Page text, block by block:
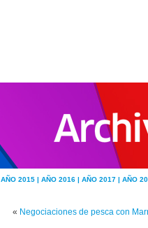
AÑO 2015 | AÑO 2016 | AÑO 2017 | AÑO
« Negociaciones de pesca con